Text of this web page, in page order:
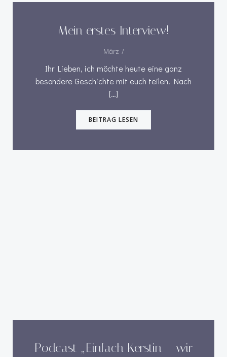
Mein erstes Interview!
März 7
Ihr Lieben, ich möchte heute eine ganz
besondere Geschichte mit euch teilen. Nach
[…]
BEITRAG LESEN
Podcast „Einfach Kerstin – wir